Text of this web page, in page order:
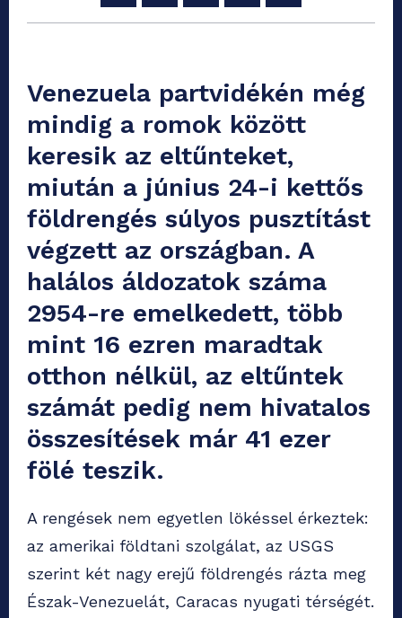
Venezuela partvidékén még
mindig a romok között
keresik az eltűnteket,
miután a június 24-i kettős
földrengés súlyos pusztítást
végzett az országban. A
halálos áldozatok száma
2954-re emelkedett, több
mint 16 ezren maradtak
otthon nélkül, az eltűntek
számát pedig nem hivatalos
összesítések már 41 ezer
fölé teszik.
A rengések nem egyetlen lökéssel érkeztek:
az amerikai földtani szolgálat, az USGS
szerint két nagy erejű földrengés rázta meg
Észak-Venezuelát, Caracas nyugati térségét.